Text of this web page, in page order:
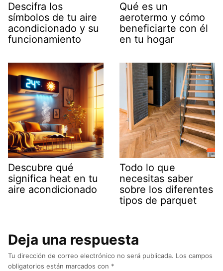
Descifra los
símbolos de tu aire
acondicionado y su
funcionamiento
Qué es un
aerotermo y cómo
beneficiarte con él
en tu hogar
Descubre qué
significa heat en tu
aire acondicionado
Todo lo que
necesitas saber
sobre los diferentes
tipos de parquet
Deja una respuesta
Tu dirección de correo electrónico no será publicada. Los campos
obligatorios están marcados con *